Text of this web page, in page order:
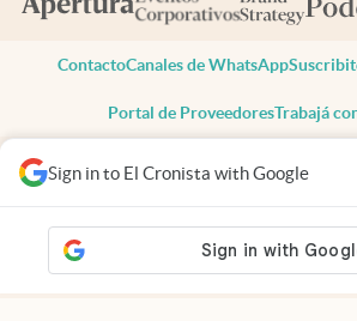
Sign in to El Cronista with Google
ContactoCanales de WhatsApp
Portal de ProveedoresTrabajá
Todos los derechos
Privacidad
Consentimiento
Tel:+54 11 7078-3270